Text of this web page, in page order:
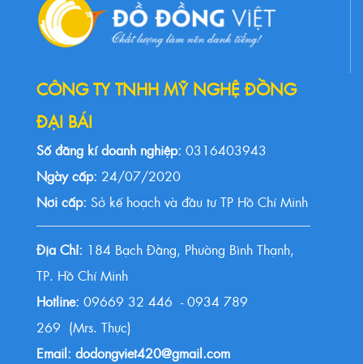
CÔNG TY TNHH MỸ NGHỆ ĐỒNG
ĐẠI BÁI
Số đăng kí doanh nghiệp: 0316403943
Ngày cấp: 24/07/2020
Nơi cấp: Sở kế hoạch và đầu tư TP Hồ Chí Minh
Địa Chỉ: 184 Bạch Đằng, Phường Bình Thạnh,
TP. Hồ Chí Minh
Hotline: 09669 32 446 - 0934 789
269 (Mrs. Thực)
Email: dodongviet420@gmail.com